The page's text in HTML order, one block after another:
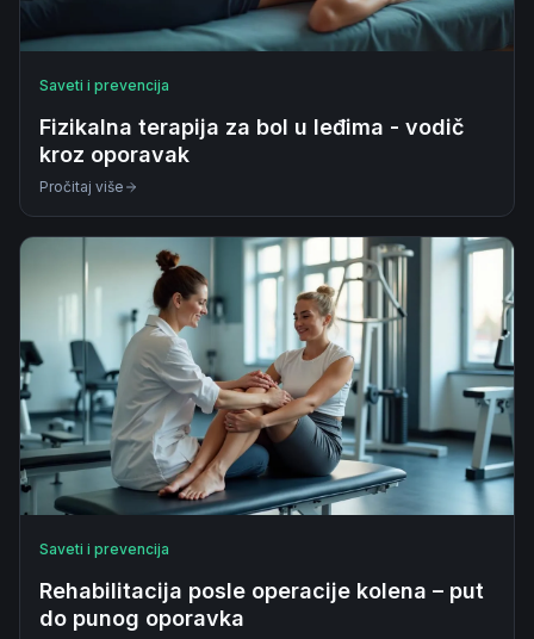
Saveti i prevencija
Fizikalna terapija za bol u leđima - vodič
kroz oporavak
Pročitaj više
Saveti i prevencija
Rehabilitacija posle operacije kolena – put
do punog oporavka